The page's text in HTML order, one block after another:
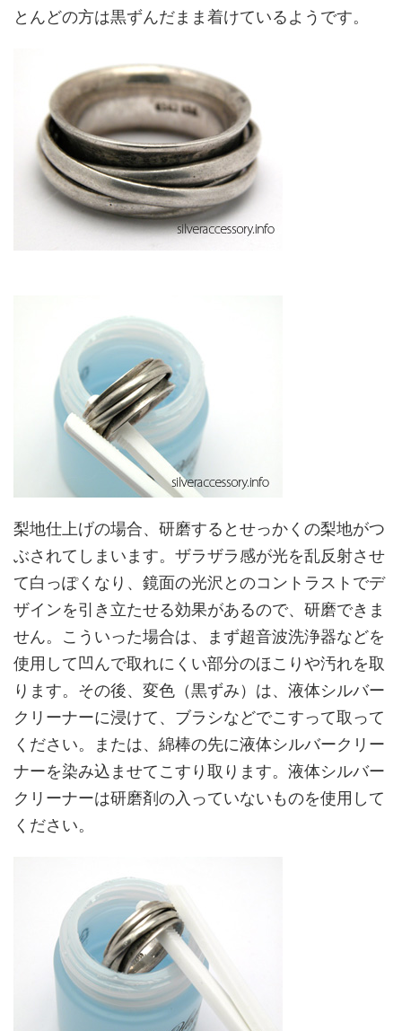
とんどの方は黒ずんだまま着けているようです。
梨地仕上げの場合、研磨するとせっかくの梨地がつ
ぶされてしまいます。ザラザラ感が光を乱反射させ
て白っぽくなり、鏡面の光沢とのコントラストでデ
ザインを引き立たせる効果があるので、研磨できま
せん。こういった場合は、まず超音波洗浄器などを
使用して凹んで取れにくい部分のほこりや汚れを取
ります。その後、変色（黒ずみ）は、液体シルバー
クリーナーに浸けて、ブラシなどでこすって取って
ください。または、綿棒の先に液体シルバークリー
ナーを染み込ませてこすり取ります。液体シルバー
クリーナーは研磨剤の入っていないものを使用して
ください。